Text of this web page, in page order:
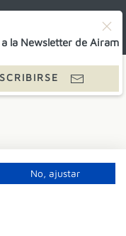
la Newsletter de Airam
No, ajustar